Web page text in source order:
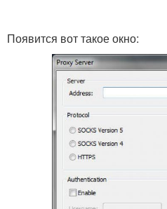
Появится вот такое окно: